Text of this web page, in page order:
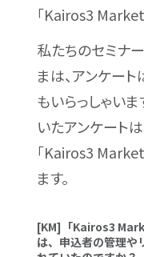
「Kairos3
私たちのセミナ
まは、アンケー
もいらっしゃい
いたアンケート
「Kairos3
ます。
[KM]「Kairos3
は、申込者の管理や